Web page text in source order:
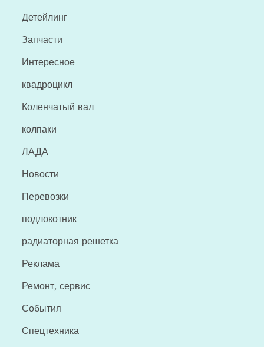
Детейлинг
Запчасти
Интересное
квадроцикл
Коленчатый вал
колпаки
ЛАДА
Новости
Перевозки
подлокотник
радиаторная решетка
Реклама
Ремонт, сервис
События
Спецтехника